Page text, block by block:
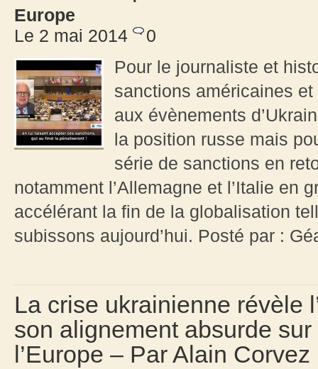
Europe
Le 2 mai 2014
0
Pour le journaliste et
sanctions américaines
aux évènements
la position russe mais
série de sanctions en
notamment l’Allemagne et l’Italie en
accélérant la fin de la globalisation
subissons aujourd’hui. Posté par :
La crise ukrainienne révèle
son alignement absurde
l’Europe – Par Alain Corvez